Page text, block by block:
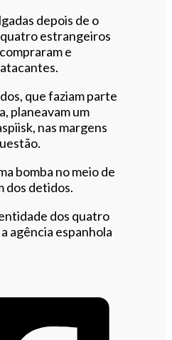
depois de o
estrangeiros
e
que faziam parte
planeavam um
nas margens
bomba no meio de
dos detidos.
dos quatro
agência espanhola